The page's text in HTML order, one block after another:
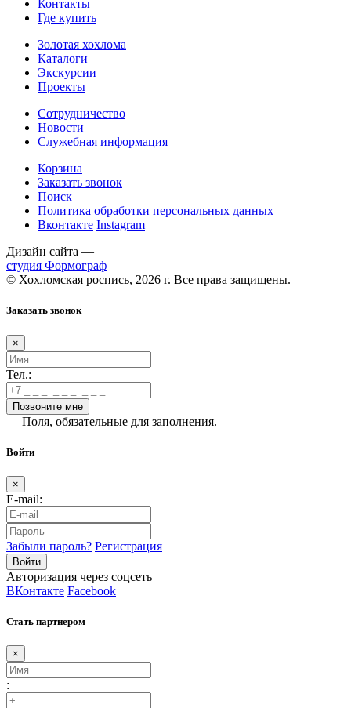
Контакты
Где купить
Золотая хохлома
Каталоги
Экскурсии
Проекты
Сотрудничество
Новости
Служебная информация
Корзина
Заказать звонок
Поиск
Политика обработки персональных данных
Вконтакте Instagram
Дизайн сайта —
студия Формограф
© Хохломская роспись, 2026 г. Все права защищены.
Заказать звонок
×
Тел.:
— Поля, обязательные для заполнения.
Войти
×
E-mail:
Забыли пароль? Регистрация
Авторизация через соцсеть
ВКонтакте Facebook
Стать партнером
×
: